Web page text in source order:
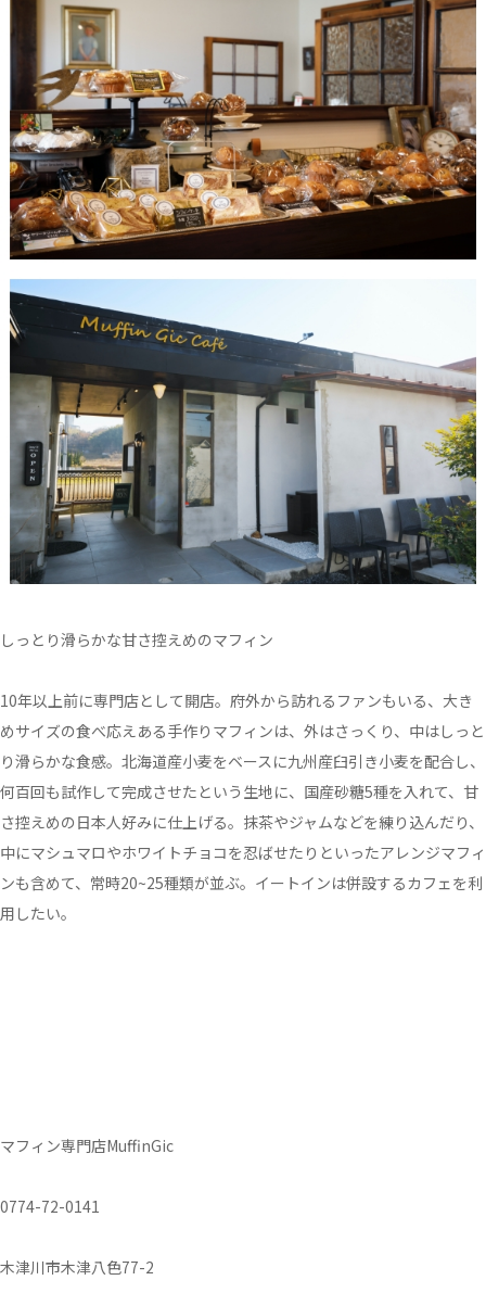
しっとり滑らかな甘さ控えめのマフィン
10年以上前に専門店として開店。府外から訪れるファンもいる、大き
めサイズの食べ応えある手作りマフィンは、外はさっくり、中はしっと
り滑らかな食感。北海道産小麦をベースに九州産臼引き小麦を配合し、
何百回も試作して完成させたという生地に、国産砂糖5種を入れて、甘
さ控えめの日本人好みに仕上げる。抹茶やジャムなどを練り込んだり、
中にマシュマロやホワイトチョコを忍ばせたりといったアレンジマフィ
ンも含めて、常時20~25種類が並ぶ。イートインは併設するカフェを利
用したい。
マフィン専門店MuffinGic
0774-72-0141
木津川市木津八色77-2